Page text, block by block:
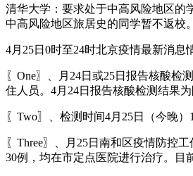
清华大学：要求处于中高风险地区的
中高风险地区旅居史的同学暂不返校。
4月25日0时至24时北京疫情最新消息
〖One〗、月24日或25日报告核酸
住人员。4月24日报告核酸检测结果
〖Two〗、检测时间4月25日（今晚
〖Three〗、月25日南和区疫情防控
30例，均在市定点医院进行治疗。目